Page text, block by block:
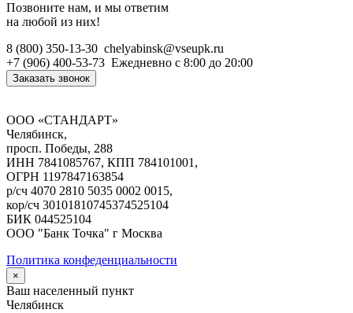
Позвоните нам, и мы ответим
на любой из них!
8 (800) 350-13-30 chelyabinsk@vseupk.ru
+7 (906) 400-53-73 Ежедневно с 8:00 до 20:00
Заказать звонок
ООО «СТАНДАРТ»
Челябинск,
просп. Победы, 288
ИНН 7841085767, КПП 784101001,
ОГРН 1197847163854
р/сч 4070 2810 5035 0002 0015,
кор/сч 30101810745374525104
БИК 044525104
ООО "Банк Точка" г Москва
Политика конфеденциальности
×
Ваш населенный пункт
Челябинск